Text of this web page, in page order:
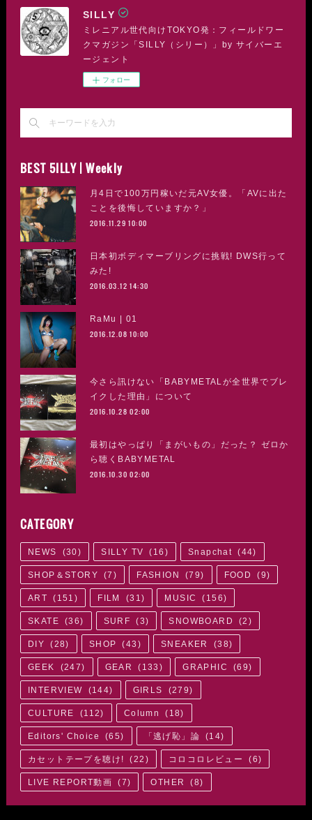
SILLY
ミレニアル世代向けTOKYO発：フィールドワー
クマガジン「SILLY（シリー）」by サイバーエ
ージェント
フォロー
BEST 5ILLY | Weekly
月4日で100万円稼いだ元AV女優。「AVに出た
ことを後悔していますか？」
2016.11.29 10:00
日本初ボディマーブリングに挑戦! DWS行って
みた!
2016.03.12 14:30
RaMu | 01
2016.12.08 10:00
今さら訊けない「BABYMETALが全世界でブレ
イクした理由」について
2016.10.28 02:00
最初はやっぱり「まがいもの」だった？ ゼロか
ら聴くBABYMETAL
2016.10.30 02:00
CATEGORY
NEWS (30) SILLY TV ( 16 ) Snapchat (44)
SHOP＆STORY (7 ) FASHION (79) FOOD (9)
ART ( 151 ) FILM (31 ) MUSIC ( 156)
SKATE (36) SURF (3) SNOWBOARD (2 )
DIY (28) SHOP (43 ) SNEAKER (38)
GEEK (247) GEAR ( 133 ) GRAPHIC (69)
INTERVIEW (144) GIRLS (279)
CULTURE (112) Column ( 18)
Editors' Choice (65) 「逃げ恥」論 (14)
カセットテープを聴け! (22 ) コロコロレビュー (6)
LIVE REPORT動画 (7) OTHER (8)